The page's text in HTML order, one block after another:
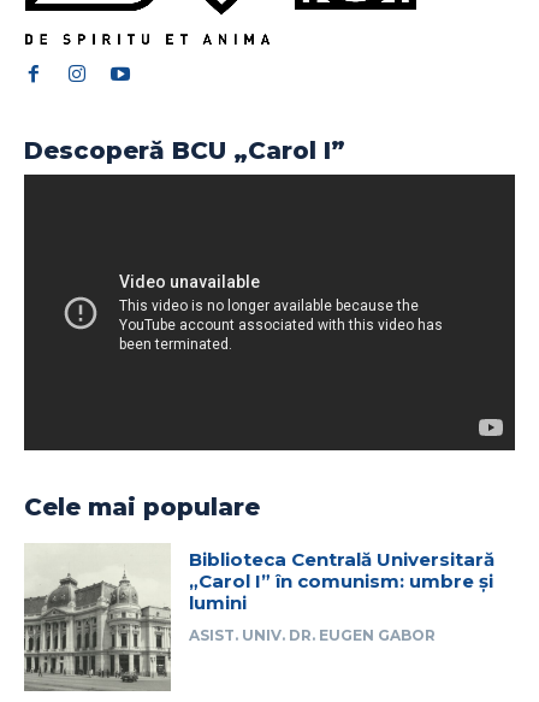
Descoperă BCU „Carol I”
Cele mai populare
Biblioteca Centrală Universitară
„Carol I” în comunism: umbre și
lumini
ASIST. UNIV. DR. EUGEN GABOR